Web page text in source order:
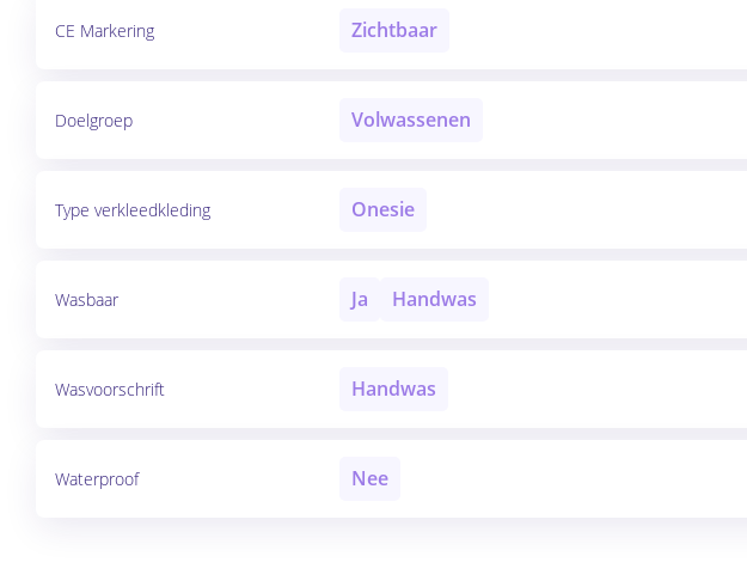
CE Markering Zichtbaar
Doelgroep Volwassenen
Type verkleedkleding Onesie
Wasbaar Ja Handwas
Wasvoorschrift Handwas
Waterproof Nee